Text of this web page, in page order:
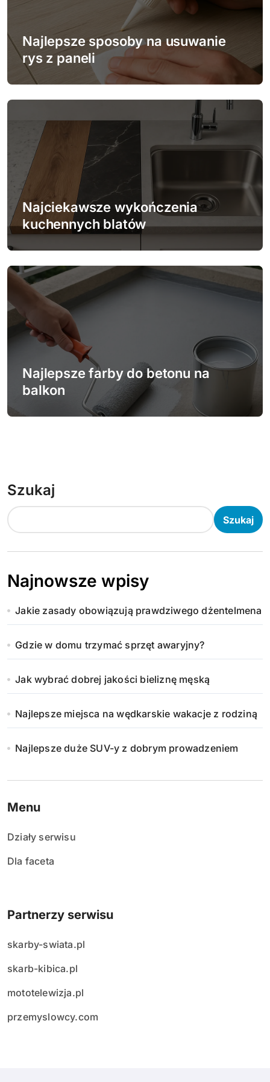
w
p
i
s
Najlepsze sposoby na usuwanie
rys z paneli
Najciekawsze wykończenia
kuchennych blatów
Najlepsze farby do betonu na
balkon
Szukaj
Szukaj
Najnowsze wpisy
Jakie zasady obowiązują prawdziwego dżentelmena
Gdzie w domu trzymać sprzęt awaryjny?
Jak wybrać dobrej jakości bieliznę męską
Najlepsze miejsca na wędkarskie wakacje z rodziną
Najlepsze duże SUV-y z dobrym prowadzeniem
Menu
Działy serwisu
Dla faceta
Partnerzy serwisu
skarby-swiata.pl
skarb-kibica.pl
mototelewizja.pl
przemyslowcy.com